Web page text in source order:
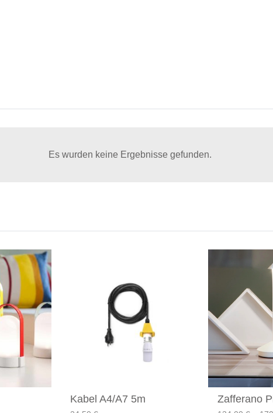
Es wurden keine Ergebnisse gefunden.
Kabel A4/A7 5m Zafferano